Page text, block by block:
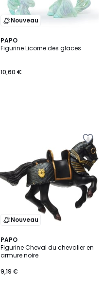
Nouveau
PAPO
Figurine Licorne des glaces
10,60 €
Nouveau
PAPO
Figurine Cheval du chevalier en
armure noire
9,19 €